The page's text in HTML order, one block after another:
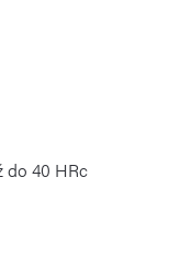
do 40 HRc